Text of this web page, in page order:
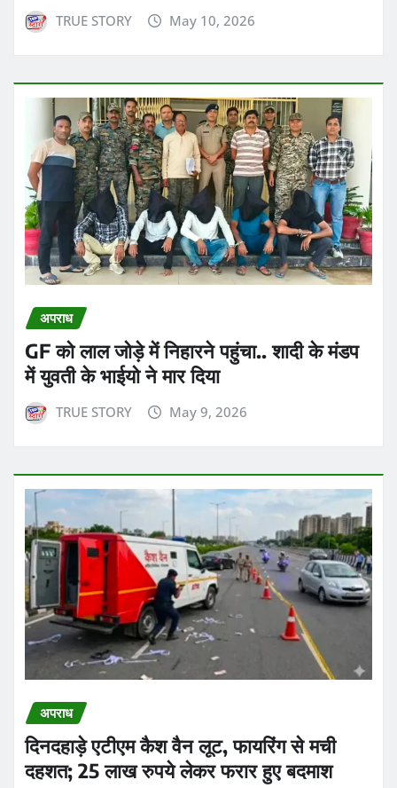
TRUE STORY May 10, 2026
अपराध
GF को लाल जोड़े में निहारने पहुंचा.. शादी के मंडप
में युवती के भाईयो ने मार दिया
TRUE STORY May 9, 2026
अपराध
दिनदहाड़े एटीएम कैश वैन लूट, फायरिंग से मची
दहशत; 25 लाख रुपये लेकर फरार हुए बदमाश